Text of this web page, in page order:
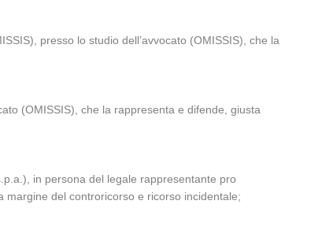
presso lo studio dell’avvocato (OMISSIS), che la
(OMISSIS), che la rappresenta e difende, giusta
in persona del legale rappresentante pro
margine del controricorso e ricorso incidentale;